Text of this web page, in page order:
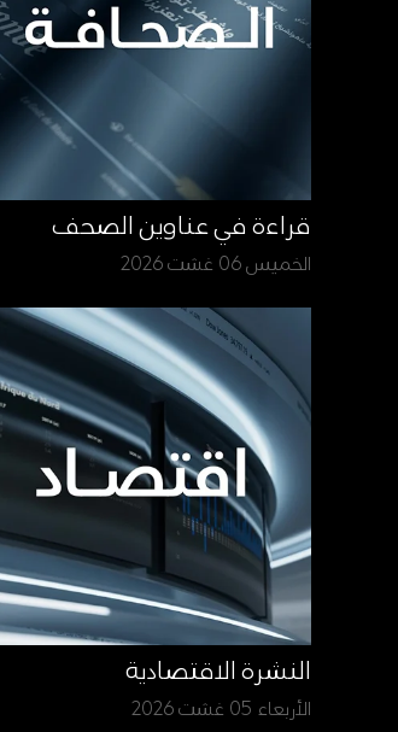
قراءة في عناوين الصحف
الخميس 06 غشت 2026
النشرة الاقتصادية
الأربعاء 05 غشت 2026